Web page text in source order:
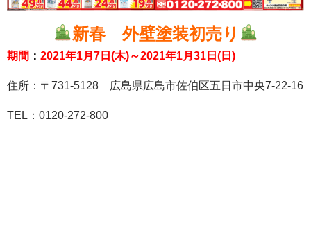
新春 外壁塗装初売り
期間 ： 2021年1月7日(木)～2021年1月31日(日)
住所：〒731-5128 広島県広島市佐伯区五日市中央7-22-16
TEL：0120-272-800